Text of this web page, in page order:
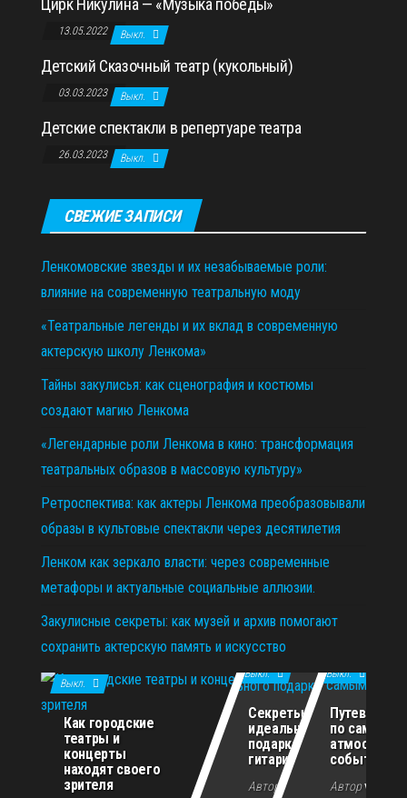
Цирк Никулина — «Музыка победы»
13.05.2022 Выкл.
Детский Сказочный театр (кукольный)
03.03.2023 Выкл.
Детские спектакли в репертуаре театра
26.03.2023 Выкл.
СВЕЖИЕ ЗАПИСИ
Ленкомовские звезды и их незабываемые роли:
влияние на современную театральную моду
«Театральные легенды и их вклад в современную
актерскую школу Ленкома»
Тайны закулисья: как сценография и костюмы
создают магию Ленкома
«Легендарные роли Ленкома в кино: трансформация
театральных образов в массовую культуру»
Ретроспектива: как актеры Ленкома преобразовывали
образы в культовые спектакли через десятилетия
Ленком как зеркало власти: через современные
метафоры и актуальные социальные аллюзии.
Закулисные секреты: как музей и архив помогают
сохранить актерскую память и искусство
02.07.2026
Выкл.
Как городские
театры и
концерты
находят своего
зрителя
11.12.2025
Выкл.
Секреты
идеального
подарка для
гитариста
Автор VIP-
Выкл.
по самым
событиям
АвторVIP-